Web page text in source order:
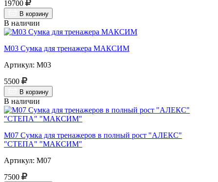
19700
В корзину
В наличии
М03 Сумка для тренажера МАКСИМ
Артикул: М03
5500
В корзину
В наличии
М07 Сумка для тренажеров в полный рост "АЛЕКС"
"СТЕПА" "МАКСИМ"
Артикул: М07
7500